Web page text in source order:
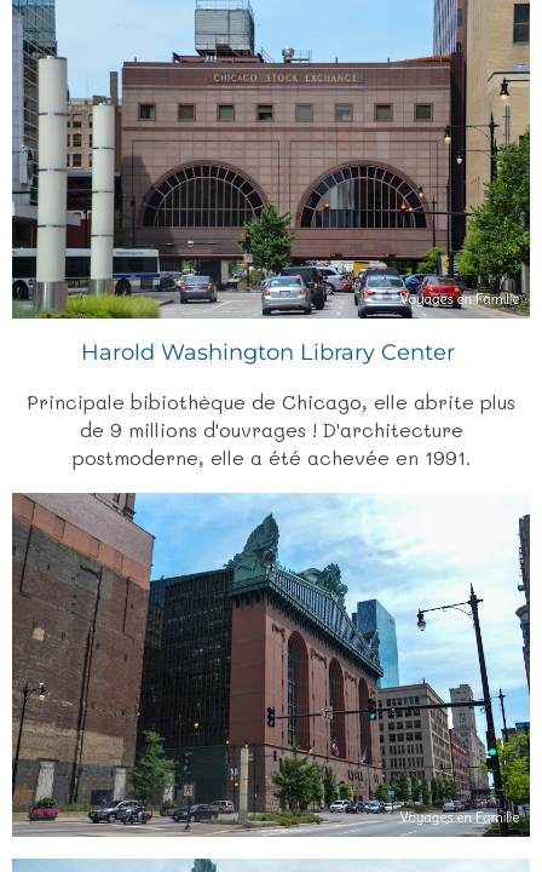
Harold Washington Library Center
Principale bibiothèque de Chicago, elle abrite plus
de 9 millions d'ouvrages ! D'architecture
postmoderne, elle a été achevée en 1991.